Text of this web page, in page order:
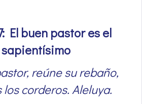
El buen pastor es el
reúne su rebaño,
corderos. Aleluya.